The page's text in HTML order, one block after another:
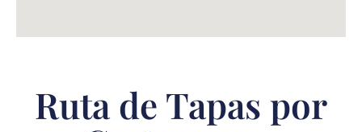
Ruta de Tapas por